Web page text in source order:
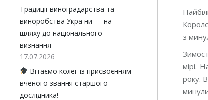
з
мірі.
року.
Традиції виноградарства та
виноробства України — на
шляху до національного
визнання
17.07.2026
Вітаємо колег із присвоєнням
вченого звання старшого
дослідника!